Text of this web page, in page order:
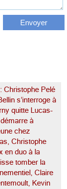
Christophe Pelé
s’interroge à
quitte Lucas-
à
chez
Christophe
en duo à la
tomber la
Claire
Kevin